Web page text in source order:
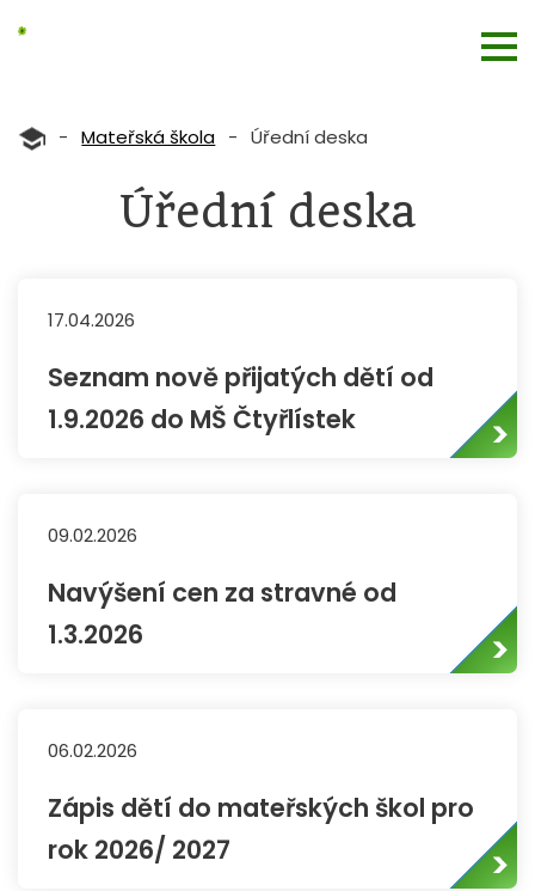
- Mateřská škola - Úřední deska
Úřední deska
17.04.2026
Seznam nově přijatých dětí od
1.9.2026 do MŠ Čtyřlístek
09.02.2026
Navýšení cen za stravné od
1.3.2026
06.02.2026
Zápis dětí do mateřských škol pro
rok 2026/ 2027